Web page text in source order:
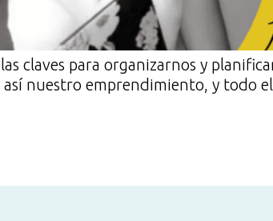
claves para organizarnos y
nuestro emprendimiento, y todo